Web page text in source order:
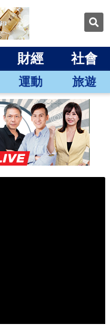
財經 社會
運動 旅遊